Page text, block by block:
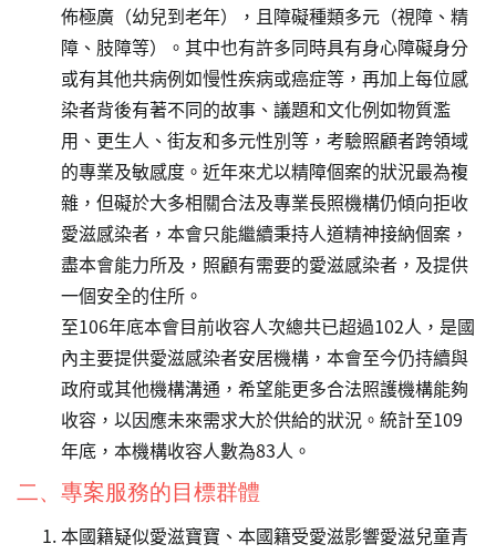
佈極廣（幼兒到老年），且障礙種類多元（視障、精
障、肢障等）。其中也有許多同時具有身心障礙身分
或有其他共病例如慢性疾病或癌症等，再加上每位感
染者背後有著不同的故事、議題和文化例如物質濫
用、更生人、街友和多元性別等，考驗照顧者跨領域
的專業及敏感度。近年來尤以精障個案的狀況最為複
雜，但礙於大多相關合法及專業長照機構仍傾向拒收
愛滋感染者，本會只能繼續秉持人道精神接納個案，
盡本會能力所及，照顧有需要的愛滋感染者，及提供
一個安全的住所。
至106年底本會目前收容人次總共已超過102人，是國
內主要提供愛滋感染者安居機構，本會至今仍持續與
政府或其他機構溝通，希望能更多合法照護機構能夠
收容，以因應未來需求大於供給的狀況。統計至109
年底，本機構收容人數為83人。
二、專案服務的目標群體
本國籍疑似愛滋寶寶、本國籍受愛滋影響愛滋兒童青